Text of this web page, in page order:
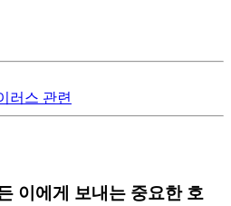
러스 관련
이에게 보내는 중요한 호